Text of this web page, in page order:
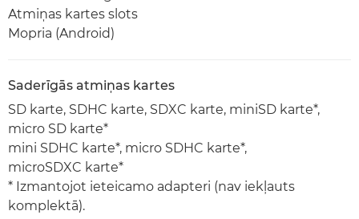
Atmiņas kartes slots
Mopria (Android)
Saderīgās atmiņas kartes
SD karte, SDHC karte, SDXC karte, miniSD karte*,
micro SD karte*
mini SDHC karte*, micro SDHC karte*,
microSDXC karte*
* Izmantojot ieteicamo adapteri (nav iekļauts
komplektā).